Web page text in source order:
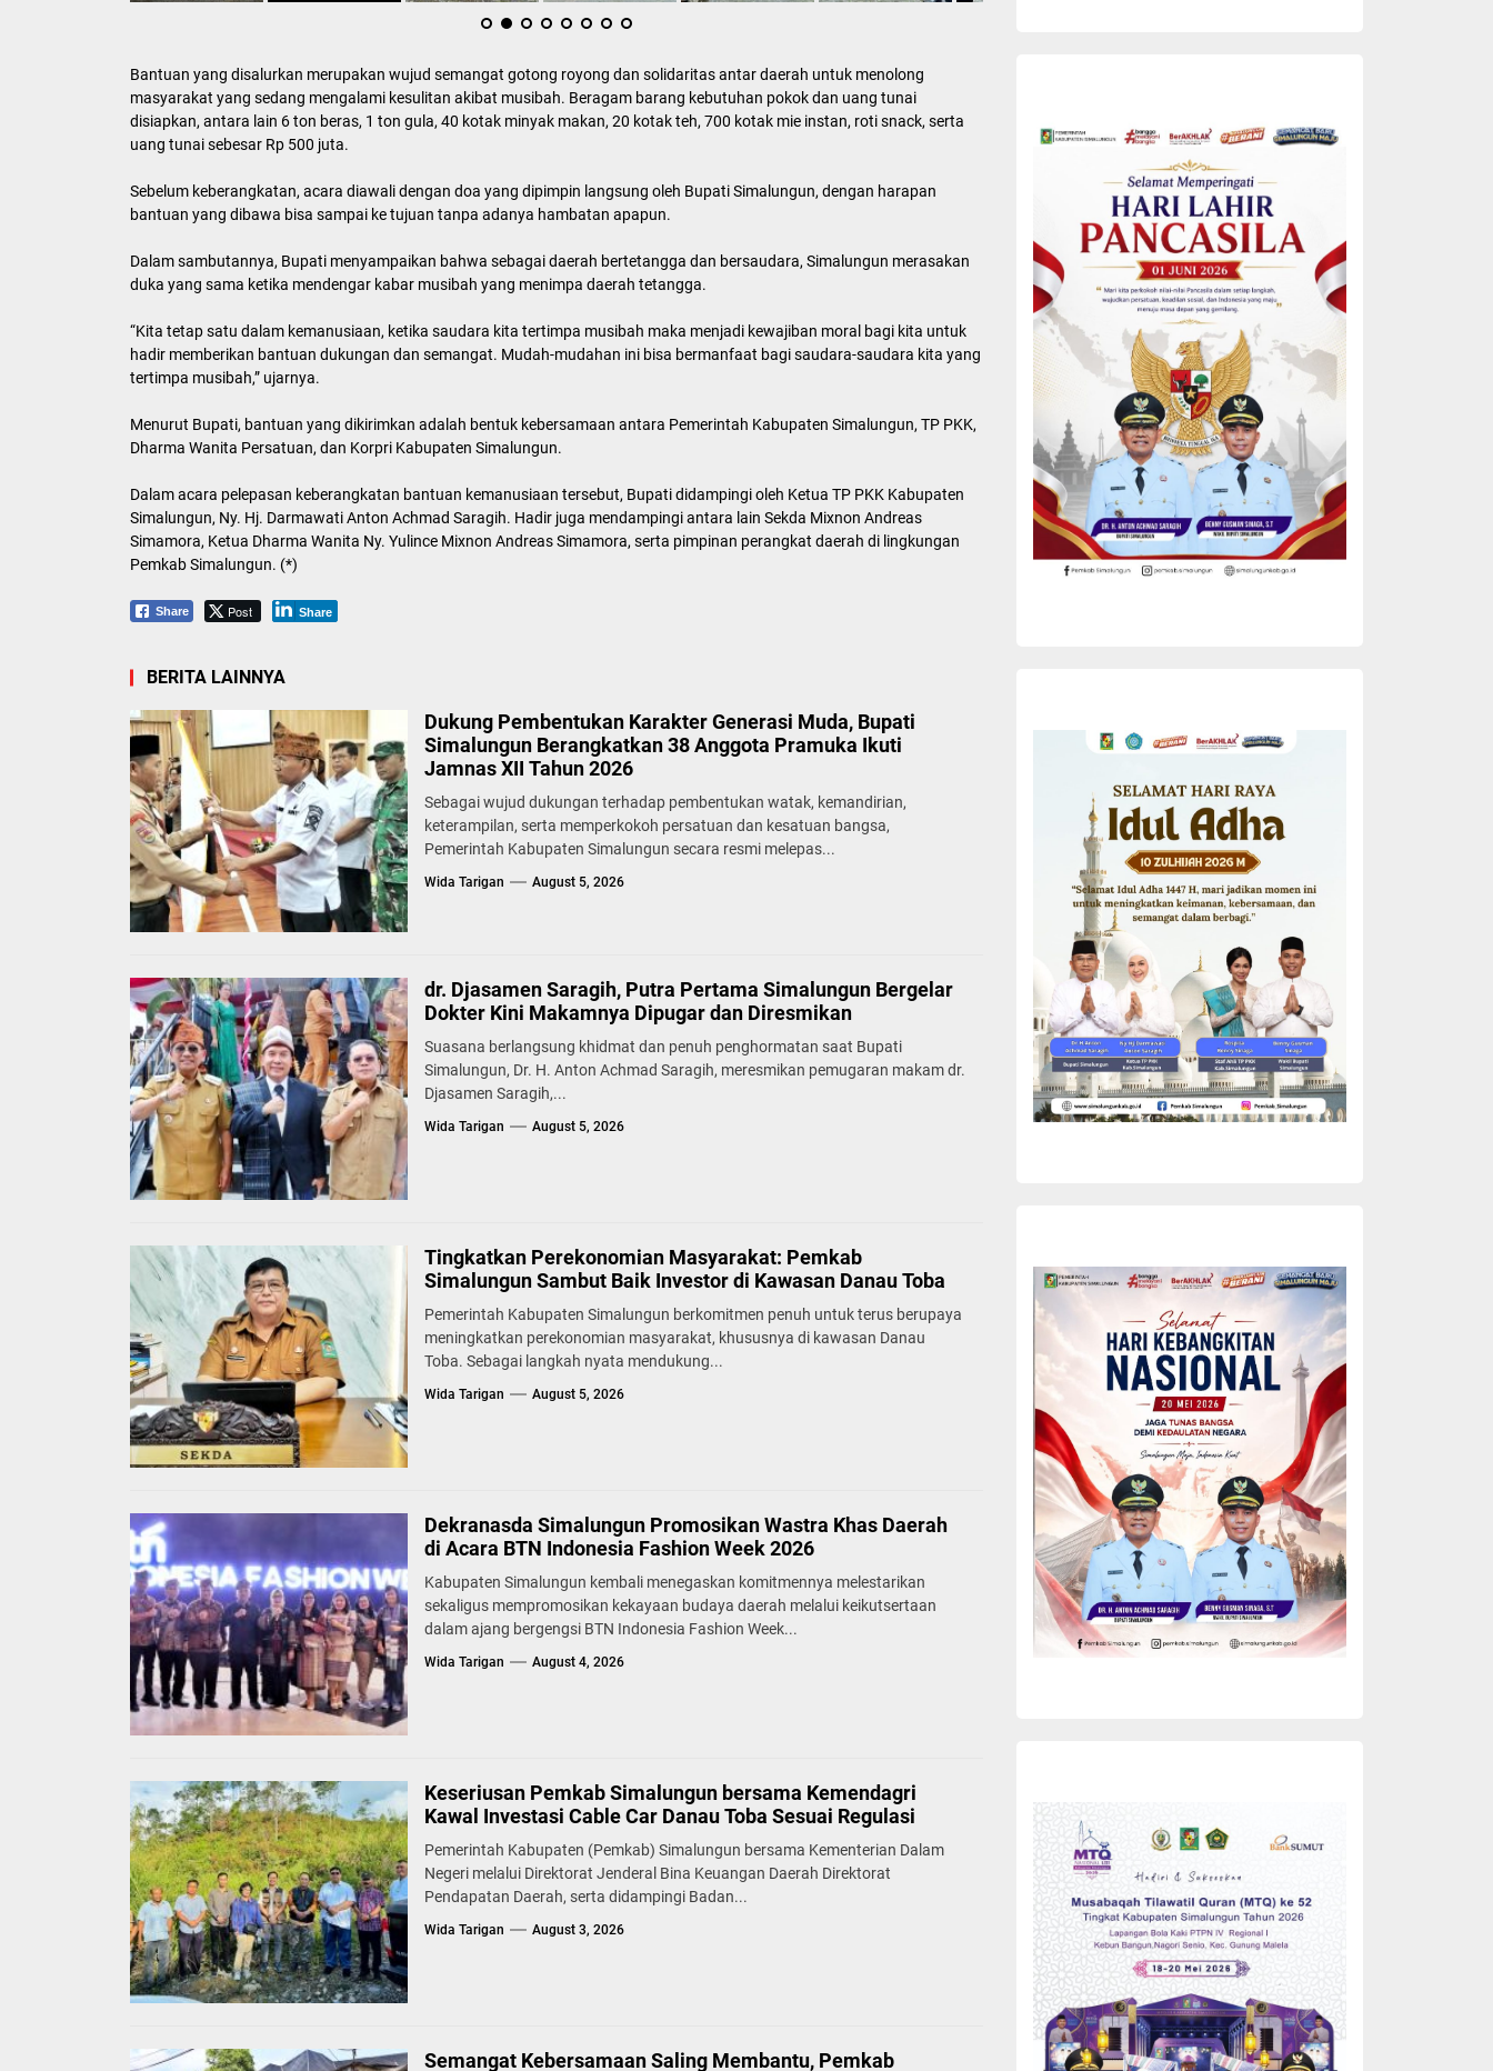
Bantuan yang disalurkan merupakan wujud semangat gotong royong dan solidaritas antar daerah untuk menolong
masyarakat yang sedang mengalami kesulitan akibat musibah. Beragam barang kebutuhan pokok dan uang tunai
disiapkan, antara lain 6 ton beras, 1 ton gula, 40 kotak minyak makan, 20 kotak teh, 700 kotak mie instan, roti snack, serta
uang tunai sebesar Rp 500 juta.
Sebelum keberangkatan, acara diawali dengan doa yang dipimpin langsung oleh Bupati Simalungun, dengan harapan
bantuan yang dibawa bisa sampai ke tujuan tanpa adanya hambatan apapun.
Dalam sambutannya, Bupati menyampaikan bahwa sebagai daerah bertetangga dan bersaudara, Simalungun merasakan
duka yang sama ketika mendengar kabar musibah yang menimpa daerah tetangga.
“Kita tetap satu dalam kemanusiaan, ketika saudara kita tertimpa musibah maka menjadi kewajiban moral bagi kita untuk
hadir memberikan bantuan dukungan dan semangat. Mudah-mudahan ini bisa bermanfaat bagi saudara-saudara kita yang
tertimpa musibah,” ujarnya.
Menurut Bupati, bantuan yang dikirimkan adalah bentuk kebersamaan antara Pemerintah Kabupaten Simalungun, TP PKK,
Dharma Wanita Persatuan, dan Korpri Kabupaten Simalungun.
Dalam acara pelepasan keberangkatan bantuan kemanusiaan tersebut, Bupati didampingi oleh Ketua TP PKK Kabupaten
Simalungun, Ny. Hj. Darmawati Anton Achmad Saragih. Hadir juga mendampingi antara lain Sekda Mixnon Andreas
Simamora, Ketua Dharma Wanita Ny. Yulince Mixnon Andreas Simamora, serta pimpinan perangkat daerah di lingkungan
Pemkab Simalungun. (*)
Share Post Share
BERITA LAINNYA
Dukung Pembentukan Karakter Generasi Muda, Bupati
Simalungun Berangkatkan 38 Anggota Pramuka Ikuti
Jamnas XII Tahun 2026
Sebagai wujud dukungan terhadap pembentukan watak, kemandirian,
keterampilan, serta memperkokoh persatuan dan kesatuan bangsa,
Pemerintah Kabupaten Simalungun secara resmi melepas...
Wida Tarigan August 5, 2026
dr. Djasamen Saragih, Putra Pertama Simalungun Bergelar
Dokter Kini Makamnya Dipugar dan Diresmikan
Suasana berlangsung khidmat dan penuh penghormatan saat Bupati
Simalungun, Dr. H. Anton Achmad Saragih, meresmikan pemugaran makam dr.
Djasamen Saragih,...
Wida Tarigan August 5, 2026
Tingkatkan Perekonomian Masyarakat: Pemkab
Simalungun Sambut Baik Investor di Kawasan Danau Toba
Pemerintah Kabupaten Simalungun berkomitmen penuh untuk terus berupaya
meningkatkan perekonomian masyarakat, khususnya di kawasan Danau
Toba. Sebagai langkah nyata mendukung...
Wida Tarigan August 5, 2026
Dekranasda Simalungun Promosikan Wastra Khas Daerah
di Acara BTN Indonesia Fashion Week 2026
Kabupaten Simalungun kembali menegaskan komitmennya melestarikan
sekaligus mempromosikan kekayaan budaya daerah melalui keikutsertaan
dalam ajang bergengsi BTN Indonesia Fashion Week...
Wida Tarigan August 4, 2026
Keseriusan Pemkab Simalungun bersama Kemendagri
Kawal Investasi Cable Car Danau Toba Sesuai Regulasi
Pemerintah Kabupaten (Pemkab) Simalungun bersama Kementerian Dalam
Negeri melalui Direktorat Jenderal Bina Keuangan Daerah Direktorat
Pendapatan Daerah, serta didampingi Badan...
Wida Tarigan August 3, 2026
Semangat Kebersamaan Saling Membantu, Pemkab